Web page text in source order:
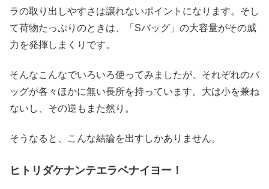
ラの取り出しやすさは譲れないポイントになります。そし
て荷物たっぷりのときは、「Sバッグ」の大容量がその威
力を発揮しまくりです。
そんなこんなでいろいろ使ってみましたが、それぞれのバ
ッグが各々ほかに無い長所を持っています。大は小を兼ね
ないし、その逆もまた然り。
そうなると、こんな結論を出すしかありません。
ヒトリダケナンテエラベナイヨー！